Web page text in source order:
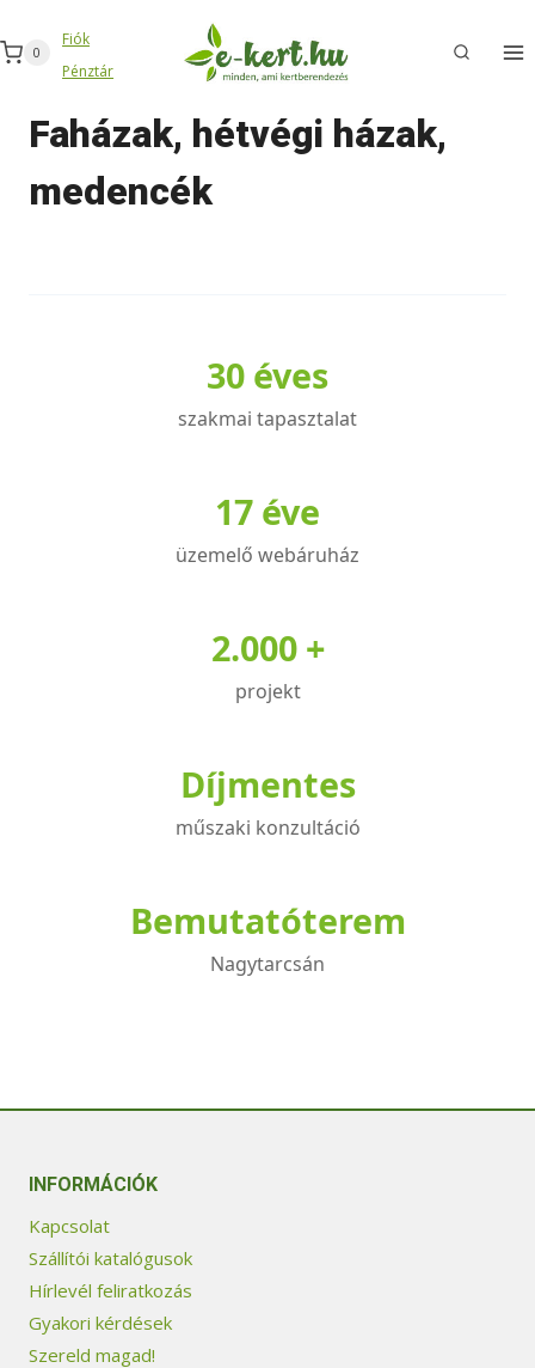
to
content
0
Fiók
Pénztár
Faházak, hétvégi házak,
medencék
30 éves
szakmai tapasztalat
17 éve
üzemelő webáruház
2.000 +
projekt
Díjmentes
műszaki konzultáció
Bemutatóterem
Nagytarcsán
INFORMÁCIÓK
Kapcsolat
Szállítói katalógusok
Hírlevél feliratkozás
Gyakori kérdések
Szereld magad!